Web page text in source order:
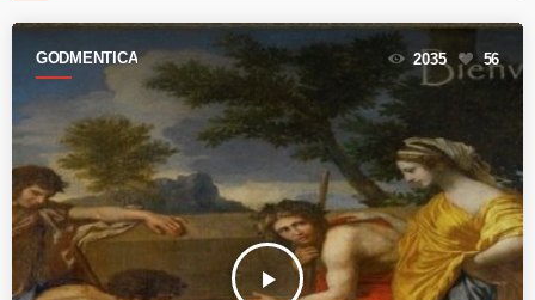
GODMENTICA
play_arrow
2035 56